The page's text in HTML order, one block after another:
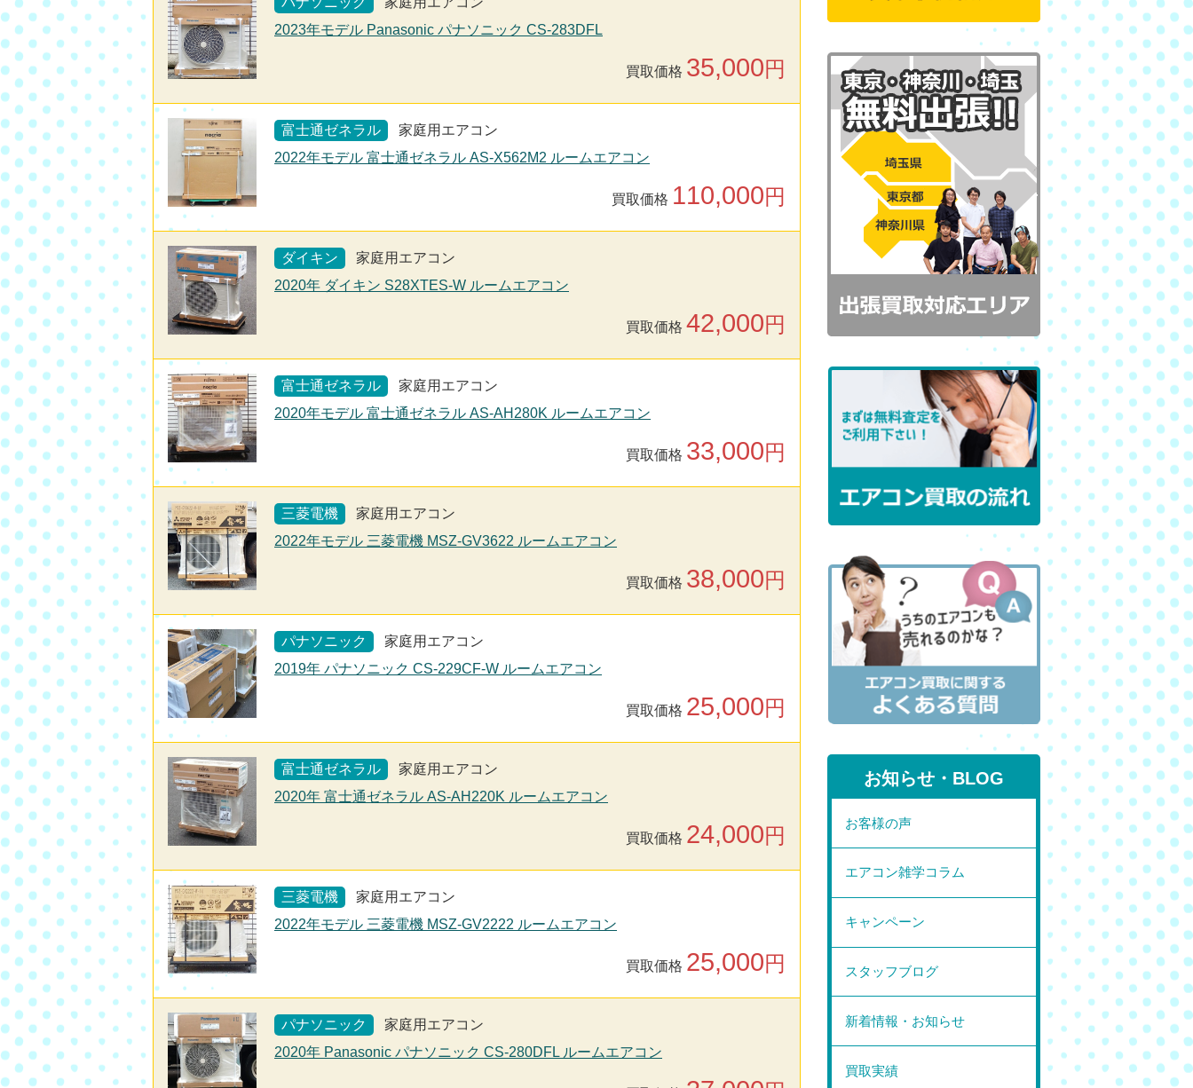
2023年モデル Panasonic パナソニック CS-283DFL
買取価格 35,000円
富士通ゼネラル
家庭用エアコン
2022年モデル 富士通ゼネラル AS-X562M2 ルームエアコン
買取価格 110,000円
ダイキン
家庭用エアコン
2020年 ダイキン S28XTES-W ルームエアコン
買取価格 42,000円
富士通ゼネラル
家庭用エアコン
2020年モデル 富士通ゼネラル AS-AH280K ルームエアコン
買取価格 33,000円
三菱電機
家庭用エアコン
2022年モデル 三菱電機 MSZ-GV3622 ルームエアコン
買取価格 38,000円
パナソニック
家庭用エアコン
2019年 パナソニック CS-229CF-W ルームエアコン
買取価格 25,000円
富士通ゼネラル
家庭用エアコン
2020年 富士通ゼネラル AS-AH220K ルームエアコン
買取価格 24,000円
三菱電機
家庭用エアコン
2022年モデル 三菱電機 MSZ-GV2222 ルームエアコン
買取価格 25,000円
パナソニック
家庭用エアコン
2020年 Panasonic パナソニック CS-280DFL ルームエアコン
お知らせ・BLOG
お客様の声
エアコン雑学コラム
キャンペーン
スタッフブログ
新着情報・お知らせ
買取実績